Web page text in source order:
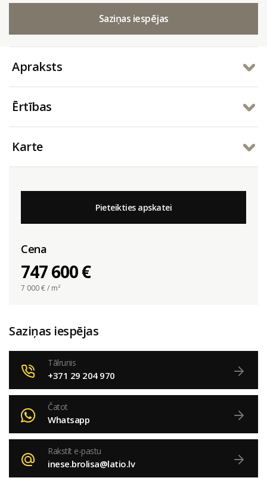
Saziņas iespējas
Apraksts
Ērtības
Karte
Pieteikties apskatei
Cena
747 600 €
7 000€ / m²
Saziņas iespējas
Tālrunis
+371 29 204 970
Čatot
Whatsapp
Rakstīt e-pastu
inese.brolisa@latio.lv